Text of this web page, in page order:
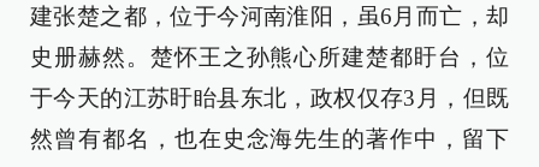
建张楚之都，位于今河南淮阳，虽6月而亡，却
史册赫然。楚怀王之孙熊心所建楚都盱台，位
于今天的江苏盱眙县东北，政权仅存3月，但既
然曾有都名，也在史念海先生的著作中，留下